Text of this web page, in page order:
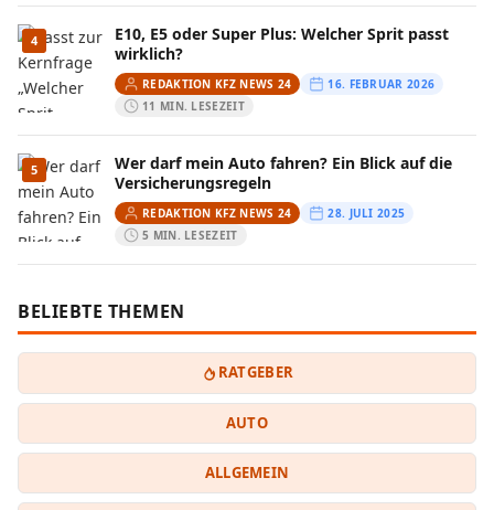
4
E10, E5 oder Super Plus: Welcher Sprit passt
wirklich?
REDAKTION KFZ NEWS 24
16. FEBRUAR 2026
11 MIN. LESEZEIT
5
Wer darf mein Auto fahren? Ein Blick auf die
Versicherungsregeln
REDAKTION KFZ NEWS 24
28. JULI 2025
5 MIN. LESEZEIT
BELIEBTE THEMEN
RATGEBER
AUTO
ALLGEMEIN